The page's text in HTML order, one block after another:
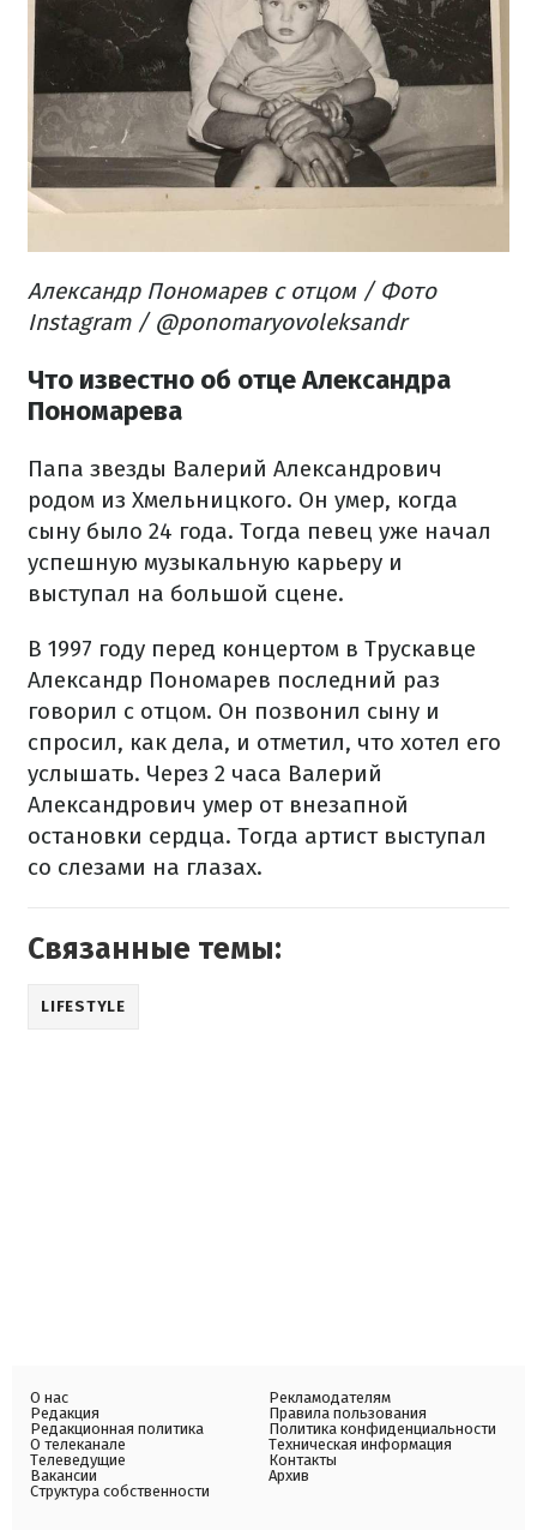
Александр Пономарев с отцом / Фото
Instagram / @ponomaryovoleksandr
Что известно об отце Александра
Пономарева
Папа звезды Валерий Александрович
родом из Хмельницкого. Он умер, когда
сыну было 24 года. Тогда певец уже начал
успешную музыкальную карьеру и
выступал на большой сцене.
В 1997 году перед концертом в Трускавце
Александр Пономарев последний раз
говорил с отцом. Он позвонил сыну и
спросил, как дела, и отметил, что хотел его
услышать. Через 2 часа Валерий
Александрович умер от внезапной
остановки сердца. Тогда артист выступал
со слезами на глазах.
Связанные темы:
LIFESTYLE
О нас
Редакция
Редакционная политика
О телеканале
Телеведущие
Вакансии
Структура собственности
Рекламодателям
Правила пользования
Политика конфиденциальности
Техническая информация
Контакты
Архив